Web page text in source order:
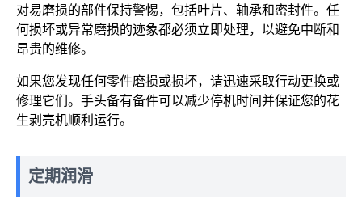
对易磨损的部件保持警惕，包括叶片、轴承和密封件。任
何损坏或异常磨损的迹象都必须立即处理，以避免中断和
昂贵的维修。
如果您发现任何零件磨损或损坏，请迅速采取行动更换或
修理它们。手头备有备件可以减少停机时间并保证您的花
生剥壳机顺利运行。
定期润滑